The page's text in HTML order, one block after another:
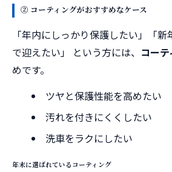
② コーティングがおすすめなケース
「年内にしっかり保護したい」「
で迎えたい」 という方には、 コー
めです。
ツヤと保護性能を高めたい
汚れを付きにくくしたい
洗車をラクにしたい
年末に選ばれているコーティング